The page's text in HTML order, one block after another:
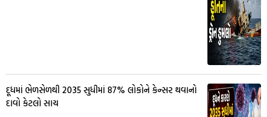
દૂધમાં ભેળસેળથી 2035 સુધીમાં 87% લોકોને કેન્સર થવાનો
દાવો કેટલો સાચ